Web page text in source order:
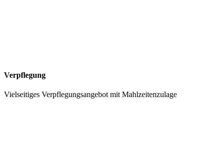
Verpflegung
Vielseitiges Verpflegungsangebot mit Mahlzeitenzulage